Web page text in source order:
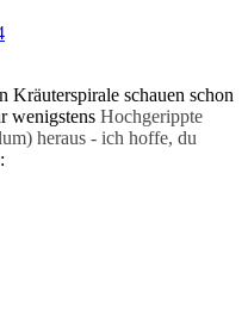
Kräuterspirale schauen schon
wenigstens Hochgerippte
heraus - ich hoffe, du